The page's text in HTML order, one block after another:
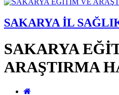
SAKARYA İL
SAKARYA
ARAŞTIRMA